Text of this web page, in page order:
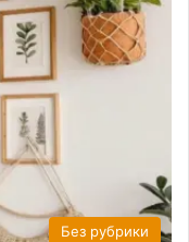
Без рубрики